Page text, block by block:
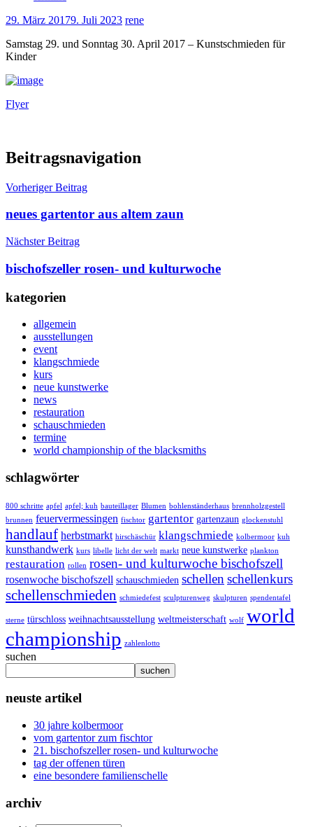
29. März 20179. Juli 2023 rene
Samstag 29. und Sonntag 30. April 2017 – Kunstschmieden für
Kinder
Flyer
Beitragsnavigation
Vorheriger Beitrag
neues gartentor aus altem zaun
Nächster Beitrag
bischofszeller rosen- und kulturwoche
kategorien
allgemein
ausstellungen
event
klangschmiede
kurs
neue kunstwerke
news
restauration
schauschmieden
termine
world championship of the blacksmiths
schlagwörter
800 schritte apfel apfel; kuh bauteillager Blumen bohlenständerhaus brennholzgestell
brunnen feuervermessingen fischtor gartentor gartenzaun glockenstuhl
handlauf herbstmarkt hirschäschür klangschmiede kolbermoor kuh
kunsthandwerk kurs libelle licht der welt markt neue kunstwerke plankton
restauration rollen rosen- und kulturwoche bischofszell
rosenwoche bischofszell schauschmieden schellen schellenkurs
schellenschmieden schmiedefest sculpturenweg skulpturen spendentafel
sterne türschloss weihnachtsausstellung weltmeisterschaft wolf world
championship zahlenlotto
suchen
suchen
neuste artikel
30 jahre kolbermoor
vom gartentor zum fischtor
21. bischofszeller rosen- und kulturwoche
tag der offenen türen
eine besondere familienschelle
archiv